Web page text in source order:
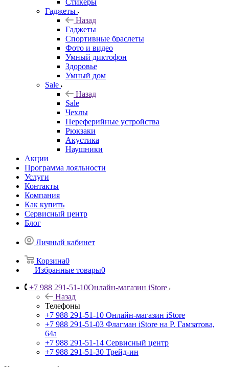
Стикеры
Гаджеты
Назад
Гаджеты
Спортивные браслеты
Фото и видео
Умный диктофон
Здоровье
Умный дом
Sale
Назад
Sale
Чехлы
Переферийные устройства
Рюкзаки
Акустика
Наушники
Акции
Программа лояльности
Услуги
Контакты
Компания
Как купить
Сервисный центр
Блог
Личный кабинет
Корзина0
Избранные товары0
+7 988 291-51-10Онлайн-магазин iStore
Назад
Телефоны
+7 988 291-51-10 Онлайн-магазин iStore
+7 988 291-51-03 Флагман iStore на Р. Гамзатова,
64а
+7 988 291-51-14 Сервисный центр
+7 988 291-51-30 Трейд-ин